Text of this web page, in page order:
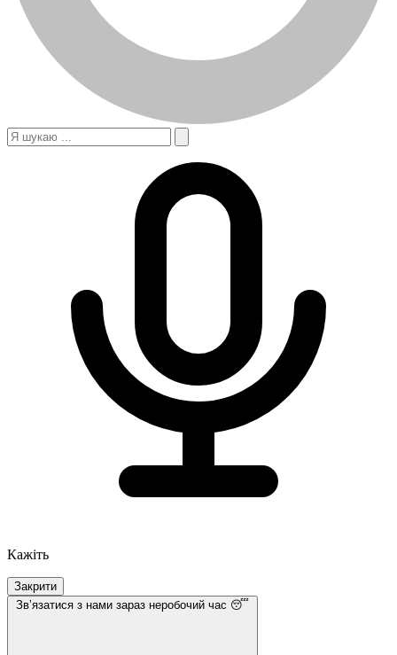
Кажіть
Закрити
Звʼязатися з нами зараз неробочий час 😴